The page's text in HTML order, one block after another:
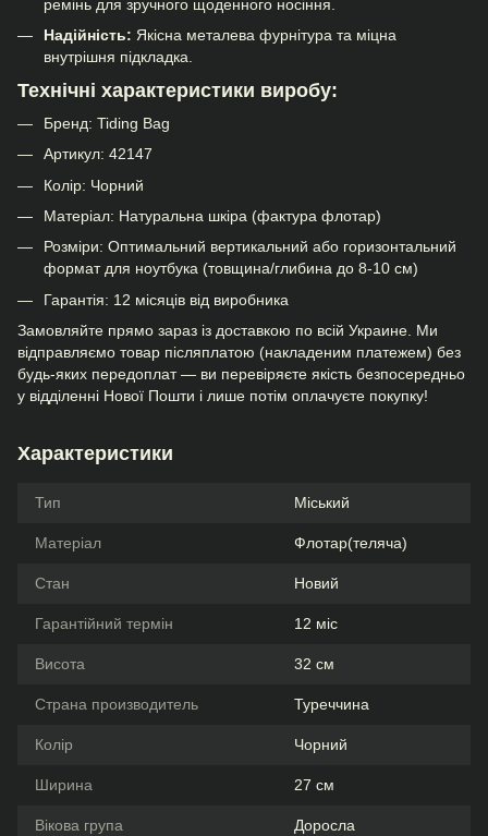
ремінь для зручного щоденного носіння.
Надійність: Якісна металева фурнітура та міцна
внутрішня підкладка.
Технічні характеристики виробу:
Бренд: Tiding Bag
Артикул: 42147
Колір: Чорний
Матеріал: Натуральна шкіра (фактура флотар)
Розміри: Оптимальний вертикальний або горизонтальний
формат для ноутбука (товщина/глибина до 8-10 см)
Гарантія: 12 місяців від виробника
Замовляйте прямо зараз із доставкою по всій Украине. Ми
відправляємо товар післяплатою (накладеним платежем) без
будь-яких передоплат — ви перевіряєте якість безпосередньо
у відділенні Нової Пошти і лише потім оплачуєте покупку!
Характеристики
Тип Міський
Матеріал Флотар(теляча)
Стан Новий
Гарантійний термін 12 міс
Висота 32 см
Страна производитель Туреччина
Колір Чорний
Ширина 27 см
Вікова група Доросла